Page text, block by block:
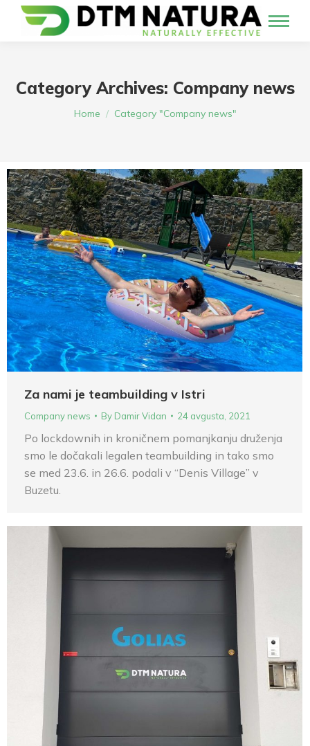
Category Archives: Company news
You are here:
Home Category "Company news"
Za nami je teambuilding v Istri
Company news By Damir Vidan 24 avgusta, 2021
Po lockdownih in kroničnem pomanjkanju druženja
smo le dočakali legalen teambuilding in tako smo
se med 23.6. in 26.6. podali v “Denis Village” v
Buzetu.